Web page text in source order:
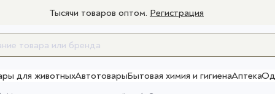
Тысячи товаров оптом. Регистрация
для животныхАвтотоварыБытовая химия и гигиенаАптека